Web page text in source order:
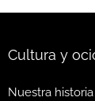
Cultura y
Nuestra historia